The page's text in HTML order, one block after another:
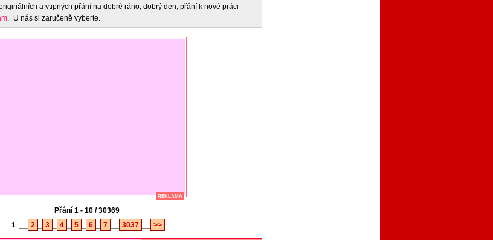
a vtipných přání na dobré ráno, dobrý den, přání k nové práci
U nás si zaručeně vyberte.
REKLAMA
Přání 1 - 10 / 30369
1
2 3 4 5 6 7 3037 >>